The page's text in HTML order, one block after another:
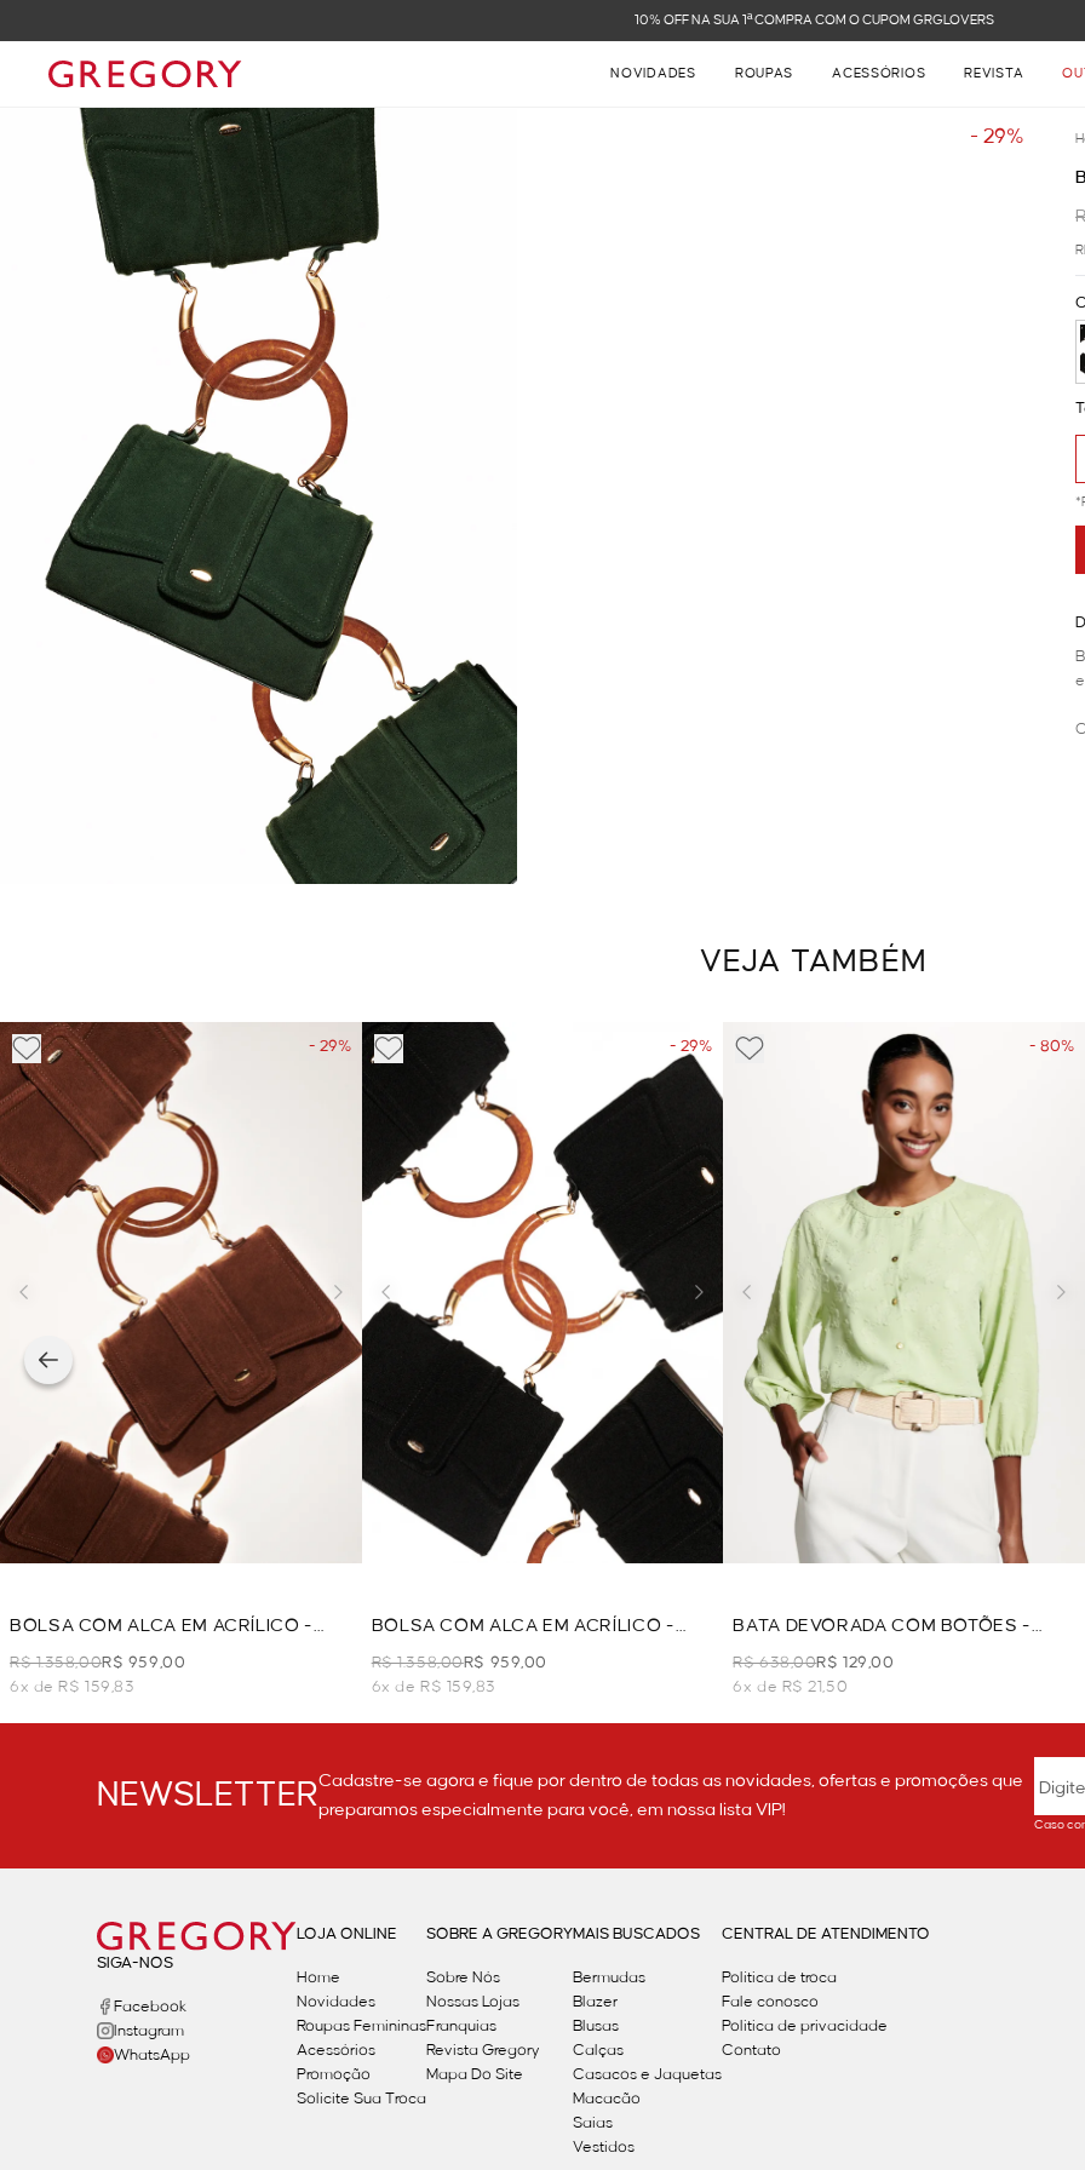
NOVIDADES ROUPAS ACESSÓRIOS REVISTA
- 29%
VEJA TAMBÉM
- 29%
BOLSA COM ALCA EM ACRÍLICO -
CAMEL
R$ 1.358,00R$ 959,00
6x de R$ 159,83
- 29%
BOLSA COM ALCA EM ACRÍLICO -
PRETO
R$ 1.358,00R$ 959,00
6x de R$ 159,83
- 80%
BATA DEVORADA COM BOTÕES -
VERDE
R$ 638,00R$ 129,00
6x de R$ 21,50
NEWSLETTERCadastre-se agora e fique por dentro de todas as novidades, ofertas e promoções que
preparamos especialmente para você, em nossa lista VIP!
Caso
SIGA-NOS
Facebook
Instagram
WhatsApp
LOJA ONLINE
Home
Novidades
Roupas Femininas
Acessórios
Promoção
Solicite Sua Troca
SOBRE A GREGORY
Sobre Nós
Nossas Lojas
Franquias
Revista Gregory
Mapa Do Site
MAIS BUSCADOS
Bermudas
Blazer
Blusas
Calças
Casacos e Jaquetas
Macacão
Saias
Vestidos
CENTRAL DE ATENDIMENTO
Política de troca
Fale conosco
Politica de privacidade
Contato